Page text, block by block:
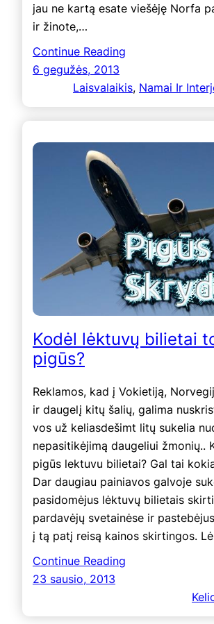
jau ne kartą esate viešėję Norfa
ir žinote,…
Continue Reading
6 gegužės, 2013
Laisvalaikis, Namai Ir
Kodėl lėktuvų bilietai
pigūs?
Reklamos, kad į Vokietiją,
ir daugelį kitų šalių, galima
vos už keliasdešimt litų sukelia
nepasitikėjimą daugeliui žmonių..
pigūs lektuvu bilietai? Gal tai
Dar daugiau painiavos galvoje
pasidomėjus lėktuvų bilietais
pardavėjų svetainėse ir
į tą patį reisą kainos skirtingos.
Continue Reading
23 sausio, 2013